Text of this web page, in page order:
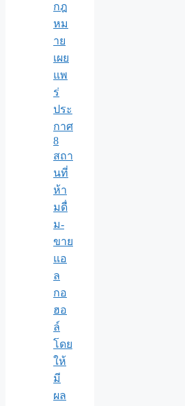
กฎ
หม
าย
เผย
แพ
ร่
ประ
กาศ
8
สถา
นที่
ห้า
มดื่
ม-
ขาย
แอ
ล
กอ
ฮอ
ล์
โดย
ให้
มี
ผล